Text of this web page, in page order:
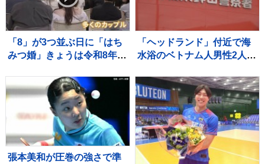
「8」が3つ並ぶ日に「はち
みつ婚」きょうは令和8年8
内の自治体窓口には多くの
カップルが…
「ヘッドランド」付近で海
水浴のベトナム人男性2人が
張本美和が圧巻の強さで準